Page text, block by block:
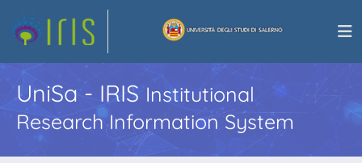
UniSa - IRISInstitutional
Research Information System